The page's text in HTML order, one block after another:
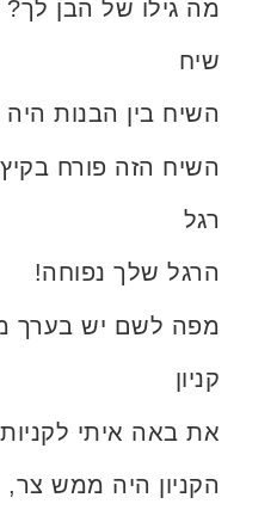
מה גילו של הבן לך?
שיח
השיח בין הבנות
השיח הזה פורח
רגל
הרגל שלך נפוחה!
מפה לשם יש בערך מרחק
קניון
את באה איתי לקניות
הקניון היה ממש צר,